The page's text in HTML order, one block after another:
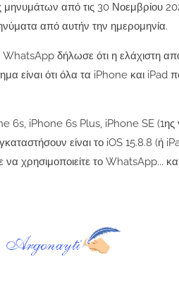
μηνυμάτων από τις 30 Νοεμβρίου
από αυτήν την ημερομηνία.
δήλωσε ότι η ελάχιστη
είναι ότι όλα τα iPhone και iPad
6s, iPhone 6s Plus, iPhone SE
είναι το iOS 15.8.8 (ή
χρησιμοποιείτε το WhatsApp...